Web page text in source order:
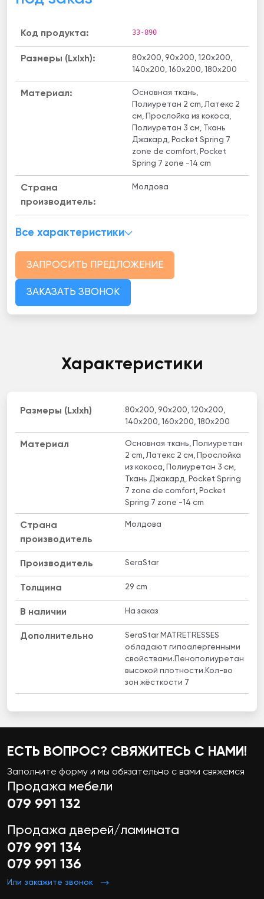
Код продукта: 33-890
Размеры (Lxlxh):
80x200, 90x200, 120x200,
140x200, 160x200, 180x200
Материал:
Основная ткань,
Полиуретан 2 cm, Латекс 2
см, Прослойка из кокоса,
Полиуретан 3 см, Ткань
Джакард, Pocket Spring 7
zone de comfort, Pocket
Spring 7 zone -14 cm
Страна
производитель:
Молдова
Все характеристики
ЗАПРОСИТЬ ПРЕДЛОЖЕНИЕ
ЗАКАЗАТЬ ЗВОНОК
Характеристики
Размеры (Lxlxh)
80x200, 90x200, 120x200,
140x200, 160x200, 180x200
Материал
Основная ткань, Полиуретан
2 cm, Латекс 2 см, Прослойка
из кокоса, Полиуретан 3 см,
Ткань Джакард, Pocket Spring
7 zone de comfort, Pocket
Spring 7 zone -14 cm
Страна
производитель
Молдова
Производитель SeraStar
Толщина 29 cm
B наличии На заказ
Дополнительно
SeraStar MATRETRESSES
обладают гипоалергенными
свойствами.Пенополиуретан
высокой плотности.Кол-во
зон жёсткости 7
ЕСТЬ ВОПРОС? СВЯЖИТЕСЬ С НАМИ!
Заполните форму и мы обязательно с вами свяжемся
Продажа мебели
079 991 132
Продажа дверей/ламината
079 991 134
079 991 136
Или закажите звонок